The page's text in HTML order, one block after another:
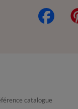
catalogue